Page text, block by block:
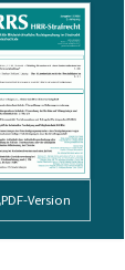
PDF-Version